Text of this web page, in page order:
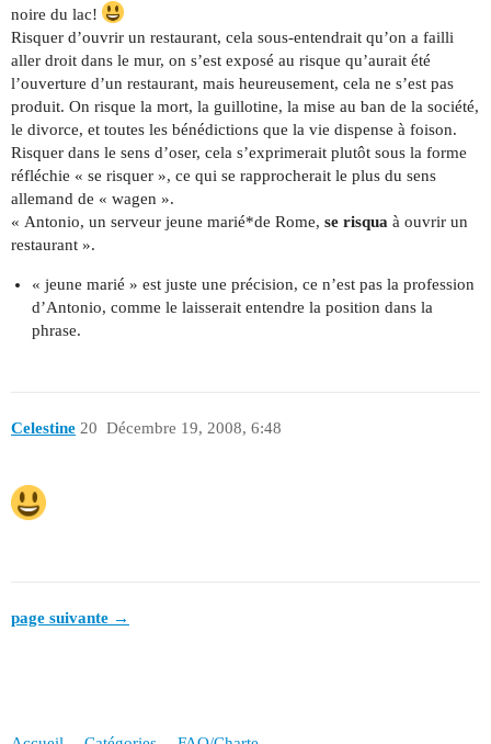
noire du lac!
Risquer d’ouvrir un restaurant, cela sous-entendrait qu’on a failli
aller droit dans le mur, on s’est exposé au risque qu’aurait été
l’ouverture d’un restaurant, mais heureusement, cela ne s’est pas
produit. On risque la mort, la guillotine, la mise au ban de la société,
le divorce, et toutes les bénédictions que la vie dispense à foison.
Risquer dans le sens d’oser, cela s’exprimerait plutôt sous la forme
réfléchie « se risquer », ce qui se rapprocherait le plus du sens
allemand de « wagen ».
« Antonio, un serveur jeune marié*de Rome, se risqua à ouvrir un
restaurant ».
« jeune marié » est juste une précision, ce n’est pas la profession
d’Antonio, comme le laisserait entendre la position dans la
phrase.
Celestine Décembre 19, 2008, 6:48
20
page suivante →